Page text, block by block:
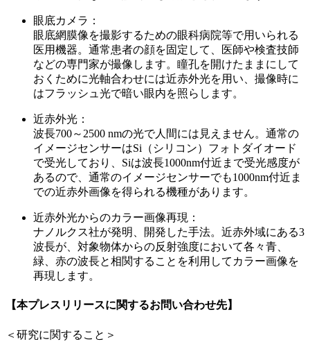
眼底カメラ ：
眼底網膜像を撮影するための眼科病院等で用いられる
医用機器。通常患者の顔を固定して、医師や検査技師
などの専門家が撮像します。瞳孔を開けたままにして
おくために光軸合わせには近赤外光を用い、撮像時に
はフラッシュ光で暗い眼内を照らします。
近赤外光 ：
波長700～2500 nmの光で人間には見えません。通常の
イメージセンサーはSi（シリコン）フォトダイオード
で受光しており、Siは波長1000nm付近まで受光感度が
あるので、通常のイメージセンサーでも1000nm付近ま
での近赤外画像を得られる機種があります。
近赤外光からのカラー画像再現 ：
ナノルクス社が発明、開発した手法。近赤外域にある3
波長が、対象物体からの反射強度において各々青、
緑、赤の波長と相関することを利用してカラー画像を
再現します。
【本プレスリリースに関するお問い合わせ先】
＜研究に関すること＞